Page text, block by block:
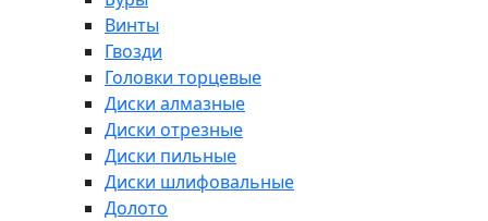
Винты
Гвозди
Головки торцевые
Диски алмазные
Диски отрезные
Диски пильные
Диски шлифовальные
Долото